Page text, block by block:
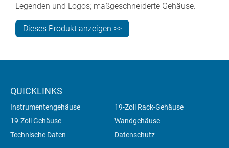
Legenden und Logos; maßgeschneiderte Gehäuse.
Dieses Produkt anzeigen >>
QUICKLINKS
Instrumentengehäuse
19-Zoll Rack-Gehäuse
19-Zoll Gehäuse
Wandgehäuse
Technische Daten
Datenschutz